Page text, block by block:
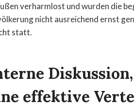
verharmlost und wurden die
nicht ausreichend ernst
statt.
effektive